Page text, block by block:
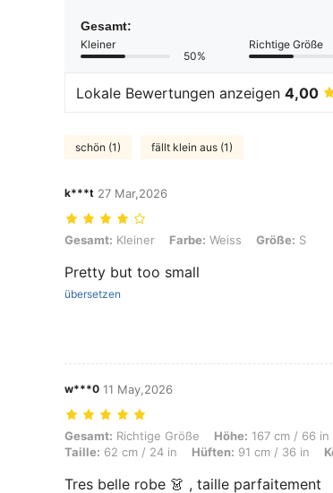
Gesamt:
Kleiner
50%
Richtige Größe
Lokale Bewertungen anzeigen 4,00
schön (1) fällt klein aus (1)
k***t 27 Mar,2026
Gesamt: Kleiner, Farbe: Weiss, Größe: S
Gesamt: Kleiner Farbe: Weiss Größe: S
Pretty but too small
übersetzen
w***0 11 May,2026
Gesamt: Richtige Größe, Höhe: 167 cm / 66 in,
Gesamt: Richtige Größe Höhe: 167 cm / 66 in
Taille: 62 cm / 24 in Hüften: 91 cm / 36 in
Tres belle robe 👗 , taille parfaitement